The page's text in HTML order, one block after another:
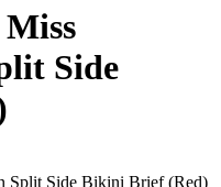
Side
Split Side Bikini Brief (Red)